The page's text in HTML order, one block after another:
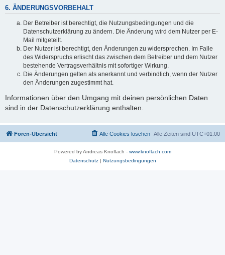
6. ÄNDERUNGSVORBEHALT
Der Betreiber ist berechtigt, die Nutzungsbedingungen und die
Datenschutzerklärung zu ändern. Die Änderung wird dem Nutzer per E-
Mail mitgeteilt.
Der Nutzer ist berechtigt, den Änderungen zu widersprechen. Im Falle
des Widerspruchs erlischt das zwischen dem Betreiber und dem Nutzer
bestehende Vertragsverhältnis mit sofortiger Wirkung.
Die Änderungen gelten als anerkannt und verbindlich, wenn der Nutzer
den Änderungen zugestimmt hat.
Informationen über den Umgang mit deinen persönlichen Daten
sind in der Datenschutzerklärung enthalten.
Foren-Übersicht Alle Zeiten sind UTC+01:00
Alle Cookies löschen
Powered by Andreas Knoflach - www.knoflach.com
Datenschutz| Nutzungsbedingungen